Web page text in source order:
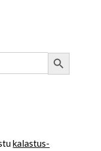
Search Button
kalastus-